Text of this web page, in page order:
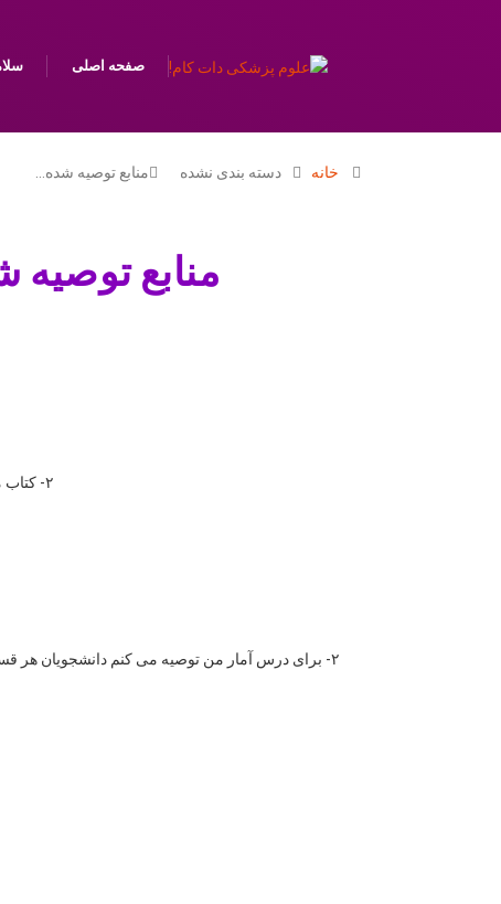
صفحه اصلی
خانه دسته بندی نشده منابع توصیه شده…
منابع توصیه شده رتبه ۱۲
۲- کتاب مازنر که رفرنس وزارت هست خیلی قدیمی هست من توصیه می کنم بجای این کتاب، کتاب اپیدمیولوژی پزشکی دکتر جانقربانی رو بخوانید.
۲- برای درس آمار من توصیه می کنم دانشجویان هر